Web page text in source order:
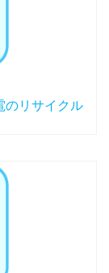
のリサイクル